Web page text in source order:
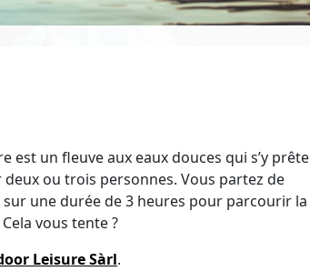
est un fleuve aux eaux douces qui s’y prête
ou trois personnes. Vous partez de
une durée de 3 heures pour parcourir la
vous tente ?
Leisure Sàrl.